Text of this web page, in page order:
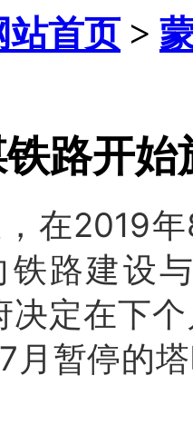
站首页>
路开始
在2019
铁路建设
决定在下
月暂停的